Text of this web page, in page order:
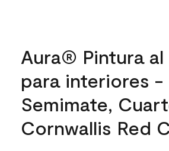
Aura® Pintura al
para interiores -
Semimate,
Cornwallis Red